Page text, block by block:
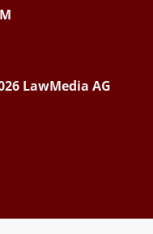
LawMedia AG